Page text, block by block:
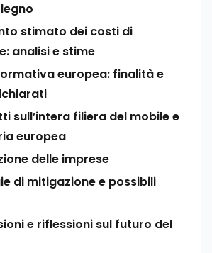
stimato dei costi di
analisi e stime
europea: finalità e
sull’intera filiera del mobile e
europea
delle imprese
di mitigazione e possibili
e riflessioni sul futuro del